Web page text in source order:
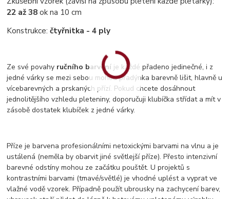
22 až 38ok na 10 cm
Konstrukce:čtyřnitka - 4 ply
Ze své povahy ručního barvení je každé přadeno jedinečné, i z
jedné várky se mezi sebou mohou přadýnka barevně lišit, hlavně u
vícebarevných a prskaných přízí. Pokud chcete dosáhnout
jednolitějšího vzhledu pleteniny, doporučuji klubíčka střídat a mít v
zásobě dostatek klubíček z jedné várky.
Příze je barvena profesionálními netoxickými barvami na vlnu a je
ustálená (neměla by obarvit jiné světlejší příze). Přesto intenzivní
barevné odstíny mohou ze začátku pouštět. U projektů s
kontrastními barvami (tmavé/světlé) je vhodné uplést a vyprat ve
vlažné vodě vzorek. Případně použít ubrousky na zachycení barev,